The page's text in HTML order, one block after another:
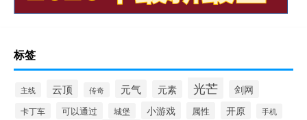
标签
主线 云顶 传奇 元气 元素 光芒 剑网
卡丁车 可以通过 城堡 小游戏 属性 开原 手机